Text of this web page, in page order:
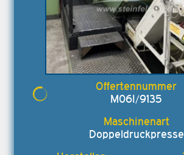
M06I/9135
Doppeldruckpresse